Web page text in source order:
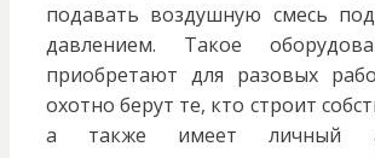
подавать воздушную смесь
давлением. Такое
приобретают для разовых
охотно берут те, кто строит
а также имеет личный